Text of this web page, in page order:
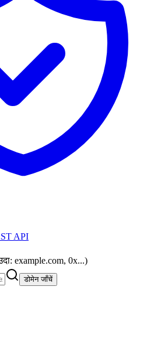
API
example.com, 0x...)
डोमेन जाँचें